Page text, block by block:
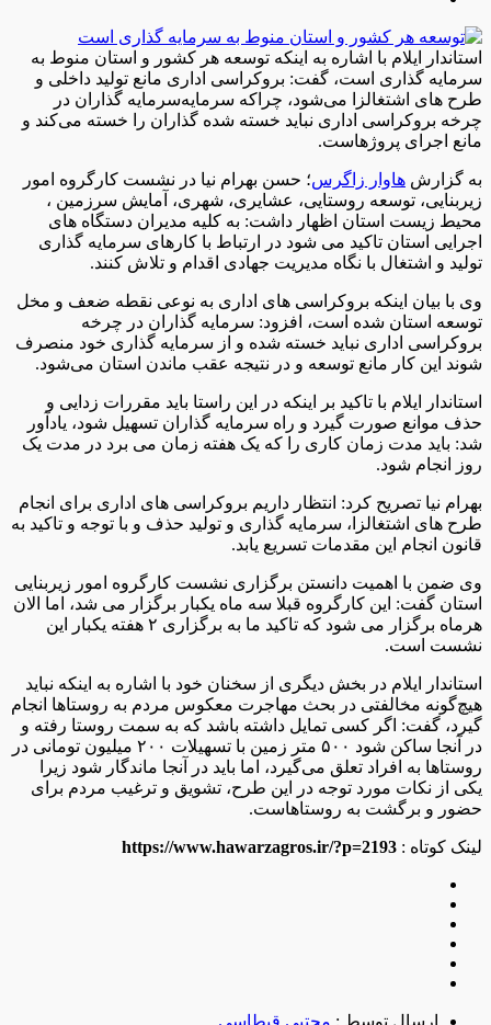
استاندار ایلام با اشاره به اینکه توسعه هر کشور و استان منوط به
سرمایه گذاری است، گفت: بروکراسی اداری مانع تولید داخلی و
طرح های اشتغالزا می‌شود، چراکه سرمایه‌سرمایه گذاران در
چرخه بروکراسی اداری نباید خسته شده گذاران را خسته می‌کند و
مانع اجرای پروژهاست.
به گزارش هاوار زاگرس؛ حسن بهرام نیا در نشست کارگروه امور
زیربنایی، توسعه روستایی، عشایری، شهری، آمایش سرزمین ،
محیط زیست استان اظهار داشت: به کلیه مدیران دستگاه های
اجرایی استان تاکید می شود در ارتباط با کارهای سرمایه گذاری
تولید و اشتغال با نگاه مدیریت جهادی اقدام و تلاش کنند.
وی با بیان اینکه بروکراسی های اداری به نوعی نقطه ضعف و مخل
توسعه استان شده است، افزود: سرمایه گذاران در چرخه
بروکراسی اداری نباید خسته شده و از سرمایه گذاری خود منصرف
شوند این کار مانع توسعه و در نتیجه عقب ماندن استان می‌شود.
استاندار ایلام با تاکید بر اینکه در این راستا باید مقررات زدایی و
حذف موانع صورت گیرد و راه سرمایه گذاران تسهیل شود، یادآور
شد: باید مدت زمان کاری را که یک هفته زمان می برد در مدت یک
روز انجام شود.
بهرام نیا تصریح کرد: انتظار داریم بروکراسی های اداری برای انجام
طرح های اشتغالزا، سرمایه گذاری و تولید حذف و با توجه و تاکید به
قانون انجام این مقدمات تسریع یابد.
وی ضمن با اهمیت دانستن برگزاری نشست کارگروه امور زیربنایی
استان گفت: این کارگروه قبلا سه ماه یکبار برگزار می شد، اما الان
هرماه برگزار می شود که تاکید ما به برگزاری ۲ هفته یکبار این
نشست است.
استاندار ایلام در بخش دیگری از سخنان خود با اشاره به اینکه نباید
هیچ‌گونه مخالفتی در بحث مهاجرت معکوس مردم به روستاها انجام
گیرد، گفت: اگر کسی تمایل داشته باشد که به سمت روستا رفته و
در آنجا ساکن شود ۵۰۰ متر زمین با تسهیلات ۲۰۰ میلیون تومانی در
روستاها به افراد تعلق می‌گیرد، اما باید در آنجا ماندگار شود زیرا
یکی از نکات مورد توجه در این طرح، تشویق و ترغیب مردم برای
حضور و برگشت به روستاهاست.
لینک کوتاه : https://www.hawarzagros.ir/?p=2193